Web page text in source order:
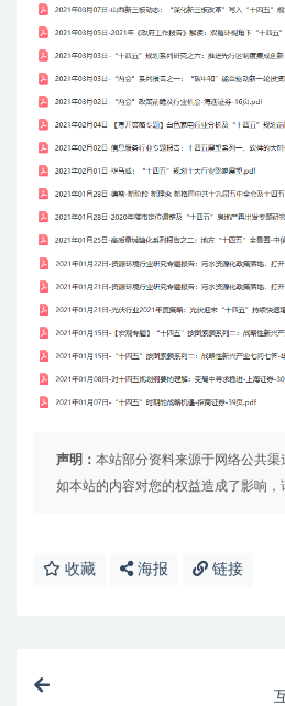
声明： 本站部分资料来源于网络公共渠
如本站的内容对您的权益造成了影响，
收藏 海报 链接